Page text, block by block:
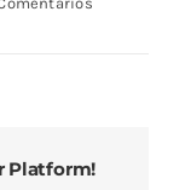
Platform!